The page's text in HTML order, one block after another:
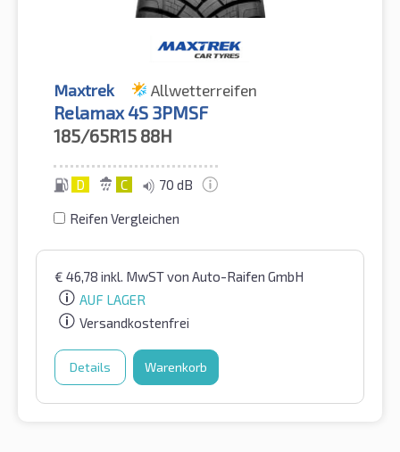
Maxtrek Allwetterreifen
Relamax 4S 3PMSF
185/65R15 88H
D C 70 dB
Reifen Vergleichen
€ 46,78 inkl. MwSTvon Auto-Raifen GmbH
AUF LAGER
Versandkostenfrei
Details Warenkorb